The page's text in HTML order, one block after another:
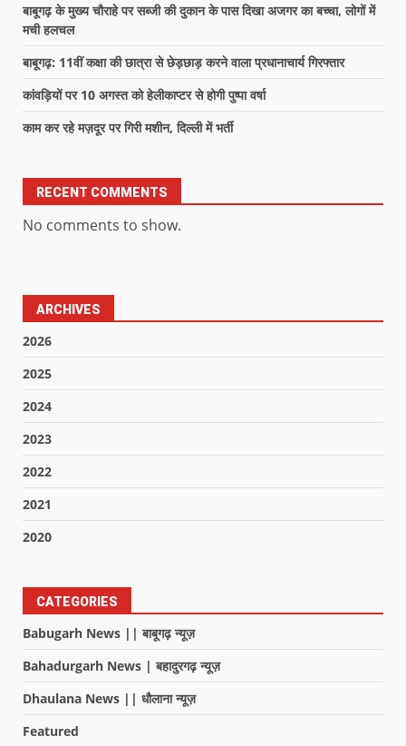
बाबूगढ़ के मुख्य चौराहे पर सब्जी की दुकान के पास दिखा अजगर का बच्चा, लोगों में
मची हलचल
बाबूगढ़: 11वीं कक्षा की छात्रा से छेड़छाड़ करने वाला प्रधानाचार्य गिरफ्तार
कांवड़ियों पर 10 अगस्त को हेलीकाप्टर से होगी पुष्पा वर्षा
काम कर रहे मज़दूर पर गिरी मशीन, दिल्ली में भर्ती
RECENT COMMENTS
No comments to show.
ARCHIVES
2026
2025
2024
2023
2022
2021
2020
CATEGORIES
Babugarh News || बाबूगढ़ न्यूज़
Bahadurgarh News | बहादुरगढ़ न्यूज़
Dhaulana News || धौलाना न्यूज़
Featured